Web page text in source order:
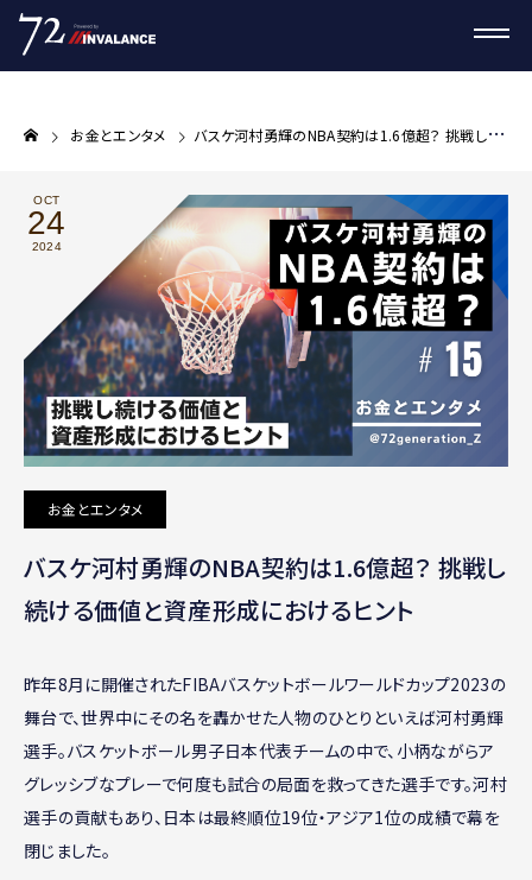
お金とエンタメ バスケ河村勇輝のNBA契約は1.6億超？ 挑戦し続ける価値と資産形成におけるヒント
OCT
24
2024
お金とエンタメ
バスケ河村勇輝のNBA契約は1.6億超？ 挑戦し
続ける価値と資産形成におけるヒント
昨年8月に開催されたFIBAバスケットボールワールドカップ2023の
舞台で、世界中にその名を轟かせた人物のひとりといえば河村勇輝
選手。バスケットボール男子日本代表チームの中で、小柄ながらア
グレッシブなプレーで何度も試合の局面を救ってきた選手です。河村
選手の貢献もあり、日本は最終順位19位・アジア1位の成績で幕を
閉じました。